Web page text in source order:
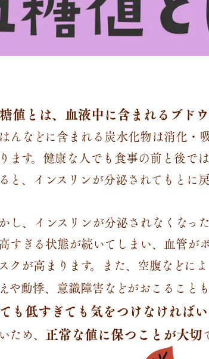
値とは、血液中に含まれるブド
んなどに含まれる炭水化物は消化・
ます。健康な人でも食事の前と後で
と、インスリンが分泌されてもとに戻
し、インスリンが分泌されなくなっ
すぎる状態が続いてしまい、血管が
クが高まります。また、空腹などに
や動悸、意識障害などがおこること
も低すぎても気をつけなければい
ため、 正常な値に保つことが大切